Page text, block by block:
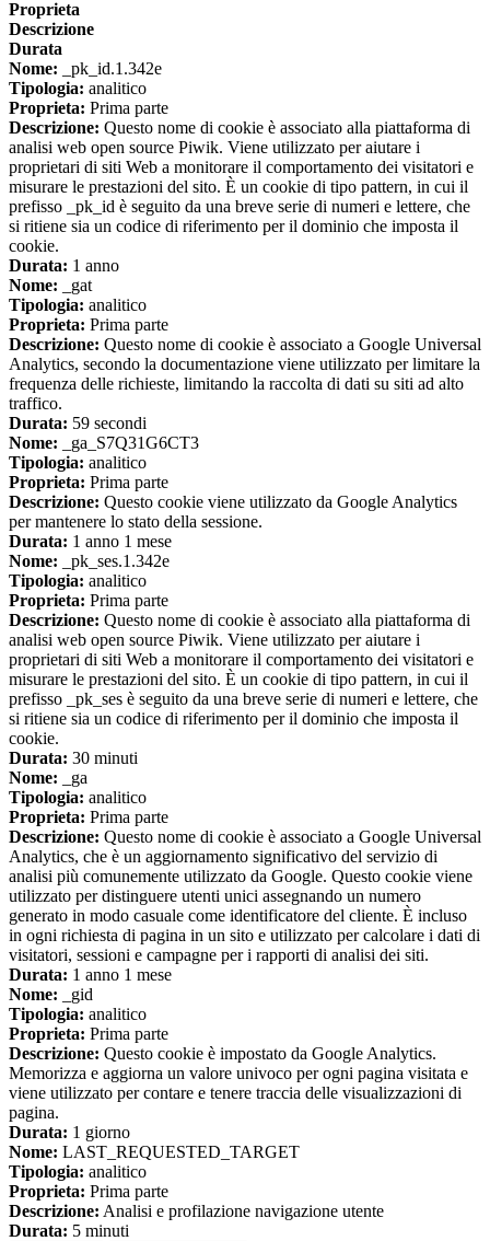
Proprieta
Descrizione
Durata
Nome: _pk_id.1.342e
Tipologia: analitico
Proprieta: Prima parte
Descrizione: Questo nome di cookie è associato alla piattaforma di
analisi web open source Piwik. Viene utilizzato per aiutare i
proprietari di siti Web a monitorare il comportamento dei visitatori e
misurare le prestazioni del sito. È un cookie di tipo pattern, in cui il
prefisso _pk_id è seguito da una breve serie di numeri e lettere, che
si ritiene sia un codice di riferimento per il dominio che imposta il
cookie.
Durata: 1 anno
Nome: _gat
Tipologia: analitico
Proprieta: Prima parte
Descrizione: Questo nome di cookie è associato a Google Universal
Analytics, secondo la documentazione viene utilizzato per limitare la
frequenza delle richieste, limitando la raccolta di dati su siti ad alto
traffico.
Durata: 59 secondi
Nome: _ga_S7Q31G6CT3
Tipologia: analitico
Proprieta: Prima parte
Descrizione: Questo cookie viene utilizzato da Google Analytics
per mantenere lo stato della sessione.
Durata: 1 anno 1 mese
Nome: _pk_ses.1.342e
Tipologia: analitico
Proprieta: Prima parte
Descrizione: Questo nome di cookie è associato alla piattaforma di
analisi web open source Piwik. Viene utilizzato per aiutare i
proprietari di siti Web a monitorare il comportamento dei visitatori e
misurare le prestazioni del sito. È un cookie di tipo pattern, in cui il
prefisso _pk_ses è seguito da una breve serie di numeri e lettere, che
si ritiene sia un codice di riferimento per il dominio che imposta il
cookie.
Durata: 30 minuti
Nome: _ga
Tipologia: analitico
Proprieta: Prima parte
Descrizione: Questo nome di cookie è associato a Google Universal
Analytics, che è un aggiornamento significativo del servizio di
analisi più comunemente utilizzato da Google. Questo cookie viene
utilizzato per distinguere utenti unici assegnando un numero
generato in modo casuale come identificatore del cliente. È incluso
in ogni richiesta di pagina in un sito e utilizzato per calcolare i dati di
visitatori, sessioni e campagne per i rapporti di analisi dei siti.
Durata: 1 anno 1 mese
Nome: _gid
Tipologia: analitico
Proprieta: Prima parte
Descrizione: Questo cookie è impostato da Google Analytics.
Memorizza e aggiorna un valore univoco per ogni pagina visitata e
viene utilizzato per contare e tenere traccia delle visualizzazioni di
pagina.
Durata: 1 giorno
Nome: LAST_REQUESTED_TARGET
Tipologia: analitico
Proprieta: Prima parte
Descrizione: Analisi e profilazione navigazione utente
Durata: 5 minuti